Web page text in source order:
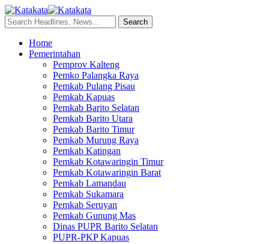
Home
Pemerintahan
Pemprov Kalteng
Pemko Palangka Raya
Pemkab Pulang Pisau
Pemkab Kapuas
Pemkab Barito Selatan
Pemkab Barito Utara
Pemkab Barito Timur
Pemkab Murung Raya
Pemkab Katingan
Pemkab Kotawaringin Timur
Pemkab Kotawaringin Barat
Pemkab Lamandau
Pemkab Sukamara
Pemkab Seruyan
Pemkab Gunung Mas
Dinas PUPR Barito Selatan
PUPR-PKP Kapuas